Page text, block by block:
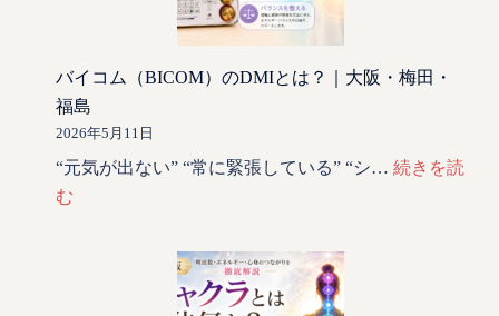
バイコム（BICOM）のDMIとは？｜大阪・梅田・
福島
2026年5月11日
“元気が出ない” “常に緊張している” “シ… 続きを読
む